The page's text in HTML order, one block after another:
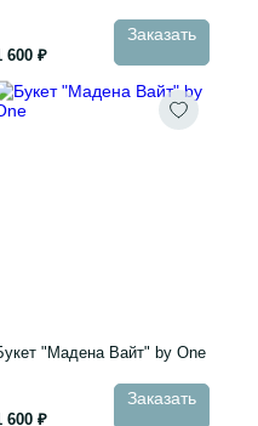
600 ₽
Заказать
"Мадена Вайт" by One
600 ₽
Заказать